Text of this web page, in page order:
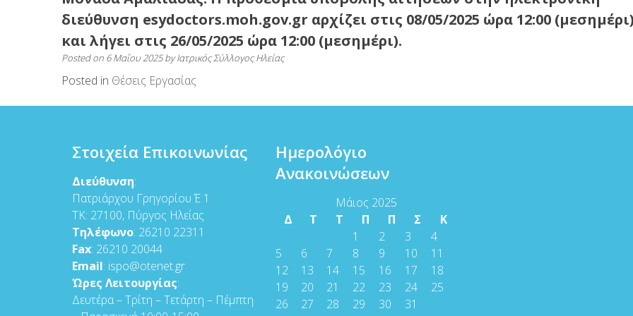
διεύθυνση esydoctors.moh.gov.gr αρχίζει στις 08/05/2025 ώρα 12:00
και λήγει στις 26/05/2025 ώρα 12:00 (μεσημέρι).
Posted on 6 Μαΐου 2025byΙατρικός Σύλλογος Ηλείας
Posted in Θέσεις Εργασίας
Στοιχεία Επικοινωνίας
Διεύθυνση:
Πατριάρχου Γρηγορίου Έ 1
ΤΚ: 27100, Πύργος Ηλείας
Τηλέφωνο: 26210 22311
Fax: 26210 20044
Email: ispo@otenet.gr
Ώρες Λειτουργίας:
Δευτέρα – Τρίτη – Τετάρτη – Πέμπτη
Ημερολόγιο
Ανακοινώσεων
Μάιος 2025
Δ
Τ Τ Π Π Σ
Κ
1
2 3
4
5
6 7 8 9 10
11
12
13 14 15 16 17
18
19
20 21 22 23 24
25
26
27 28 29 30 31